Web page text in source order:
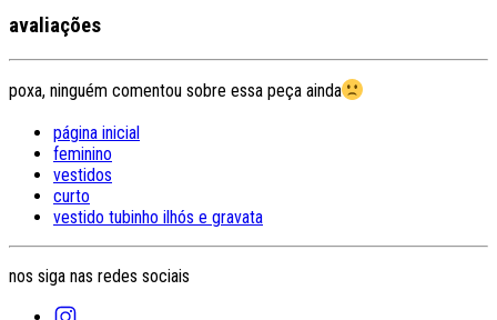
avaliações
poxa, ninguém comentou sobre essa peça ainda
página inicial
feminino
vestidos
curto
vestido tubinho ilhós e gravata
nos siga nas redes sociais